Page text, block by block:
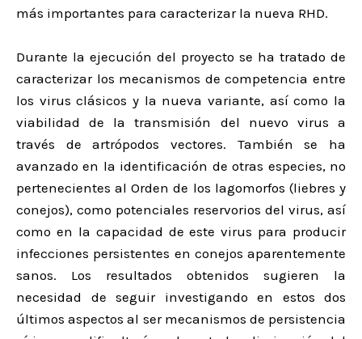
más importantes para caracterizar la nueva RHD.
Durante la ejecución del proyecto se ha tratado de
caracterizar los mecanismos de competencia entre
los virus clásicos y la nueva variante, así como la
viabilidad de la transmisión del nuevo virus a
través de artrópodos vectores. También se ha
avanzado en la identificación de otras especies, no
pertenecientes al Orden de los lagomorfos (liebres y
conejos), como potenciales reservorios del virus, así
como en la capacidad de este virus para producir
infecciones persistentes en conejos aparentemente
sanos. Los resultados obtenidos sugieren la
necesidad de seguir investigando en estos dos
últimos aspectos al ser mecanismos de persistencia